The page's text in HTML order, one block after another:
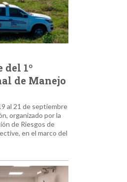
del 1º
de Manejo
al 21 de septiembre
organizado por la
de Riesgos de
en el marco del